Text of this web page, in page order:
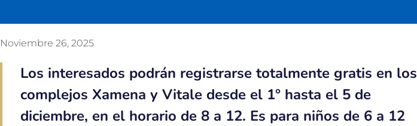
Noviembre 26, 2025
Los interesados podrán registrarse totalmente gratis en los
complejos Xamena y Vitale desde el 1° hasta el 5 de
diciembre, en el horario de 8 a 12. Es para niños de 6 a 12